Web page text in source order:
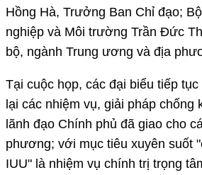
Hồng Hà, Trưởng Ban Chỉ đạo;
nghiệp và Môi trường Trần Đức
bộ, ngành Trung ương và địa
Tại cuộc họp, các đại biểu tiếp
lại các nhiệm vụ, giải pháp chống
lãnh đạo Chính phủ đã giao cho
phương; với mục tiêu xuyên suốt
IUU" là nhiệm vụ chính trị trọng